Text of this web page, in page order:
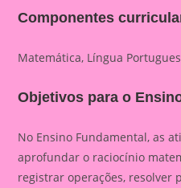
Componentes
Matemática, Língua
Objetivos para o
No Ensino Fundamental, as
aprofundar o raciocínio
registrar operações, resolver